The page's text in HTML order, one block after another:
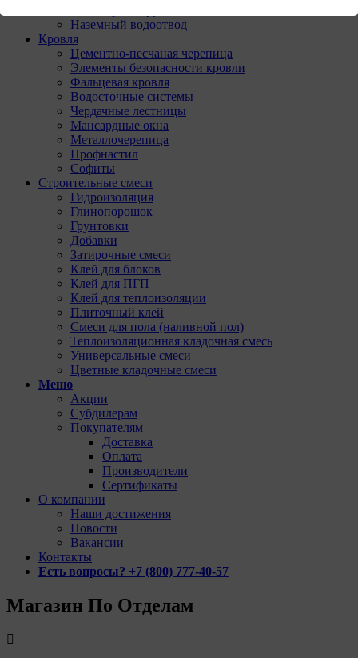
Наземный водоотвод
Кровля
Цементно-песчаная черепица
Элементы безопасности кровли
Фальцевая кровля
Водосточные системы
Чердачные лестницы
Мансардные окна
Металлочерепица
Профнастил
Софиты
Строительные смеси
Гидроизоляция
Глинопорошок
Грунтовки
Добавки
Затирочные смеси
Клей для блоков
Клей для ПГП
Клей для теплоизоляции
Плиточный клей
Смеси для пола (наливной пол)
Теплоизоляционная кладочная смесь
Универсальные смеси
Цветные кладочные смеси
Меню
Акции
Субдилерам
Покупателям
Доставка
Оплата
Производители
Сертификаты
О компании
Наши достижения
Новости
Вакансии
Контакты
Есть вопросы? +7 (800) 777-40-57
Магазин По Отделам